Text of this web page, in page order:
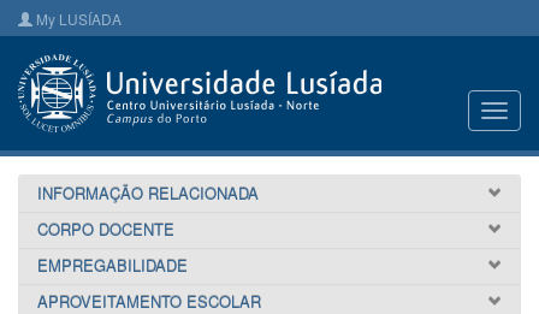
My LUSÍADA
INFORMAÇÃO RELACIONADA
CORPO DOCENTE
EMPREGABILIDADE
APROVEITAMENTO ESCOLAR